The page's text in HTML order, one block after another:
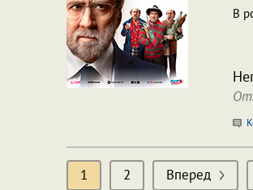
В
1 2 Вперед